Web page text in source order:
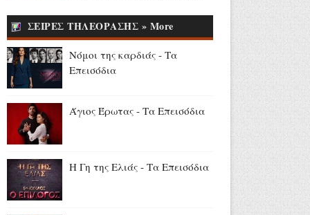
81 χρόνια από τον ατομικό
όλεθρο σε Χιροσίμα και
Ναγκασάκι (videos)
Νόμοι της καρδιάς: Επεισόδια
23 - 24
13 και 15 Αυγούστου: Η ΕΡΤ
ΣΕΙΡΕΣ ΤΗΛΕΟΡΑΣΗΣ » More
Νόμοι της καρδιάς - Τα
Επεισόδια
Άγιος Έρωτας - Τα Επεισόδια
Η Γη της Ελιάς - Τα Επεισόδια